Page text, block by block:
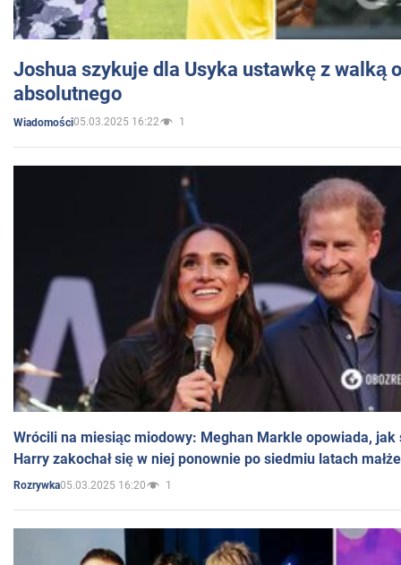
Joshua szykuje dla Usyka ustawkę z walką
absolutnego
Wiadomości05.03.2025 16:22 1
Wrócili na miesiąc miodowy: Meghan Markle opowiada, jak
Harry zakochał się w niej ponownie po siedmiu latach
Rozrywka05.03.2025 16:20 1